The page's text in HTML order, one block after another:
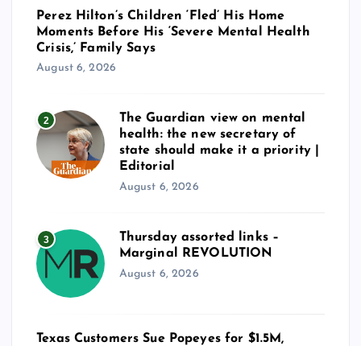
Perez Hilton’s Children ‘Fled’ His Home
Moments Before His ‘Severe Mental Health
Crisis,’ Family Says
August 6, 2026
2
The Guardian view on mental
health: the new secretary of
state should make it a priority |
Editorial
August 6, 2026
3
Thursday assorted links –
Marginal REVOLUTION
August 6, 2026
Texas Customers Sue Popeyes for $1.5M,